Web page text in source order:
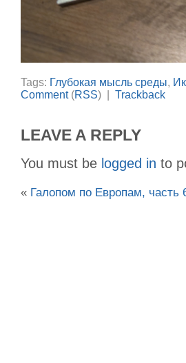
Tags: Глубокая мысль среды,
Comment(RSS) | Trackback
LEAVE A REPLY
You must be logged in to
« Галопом по Европам, часть